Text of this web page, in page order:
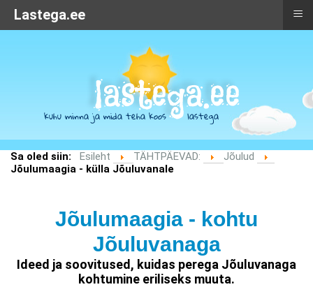
Sa oled siin: Esileht TÄHTPÄEVAD:
Jõulud
Jõulumaagia - külla Jõuluvanale
Jõulumaagia - kohtu
Jõuluvanaga
Ideed ja soovitused, kuidas perega Jõuluvanaga
kohtumine eriliseks muuta.
Kuhu minna lastega: ≡
Lastega.ee ≡